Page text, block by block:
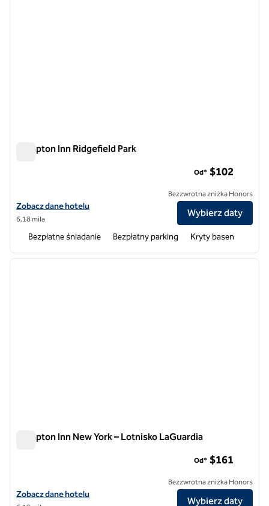
Hampton Inn Ridgefield Park
Zobacz szczegóły hotelu Hampton Inn Ridgefield Park
Zobacz dane hotelu
6,18 mila
Od* $102
Bezzwrotna zniżka Honors
Wybierz daty
Bezpłatne śniadanie Bezpłatny parking Kryty basen
1 z 12
Hampton Inn New York – Lotnisko LaGuardia
Zobacz szczegóły hotelu Hampton Inn New York – LaGuardia Airport
Zobacz dane hotelu
Od* $161
Bezzwrotna zniżka Honors
Wybierz daty